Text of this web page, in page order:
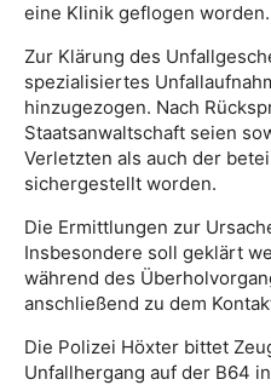
eine Klinik geflogen worden.
Zur Klärung des
spezialisiertes
hinzugezogen. Nach
Staatsanwaltschaft seien
Verletzten als auch der
sichergestellt worden.
Die Ermittlungen zur
Insbesondere soll geklärt
während des
anschließend zu dem
Die Polizei Höxter bittet
Unfallhergang auf der B64